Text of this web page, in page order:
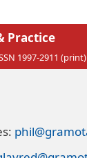
Practice
1997-2911 (print)